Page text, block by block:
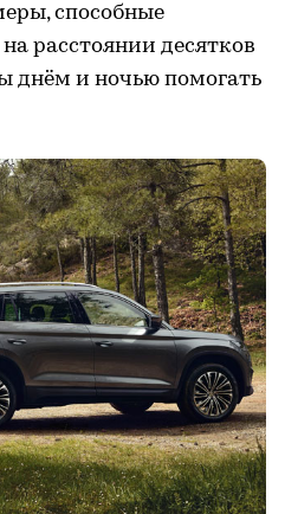
способные
расстоянии десятков
днём и ночью помогать